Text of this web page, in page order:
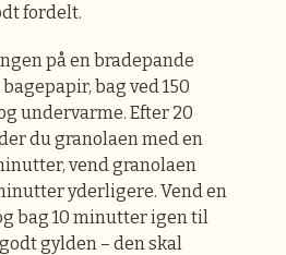
fordelt.
på en bradepande
bag ved 150
undervarme. Efter 20
du granolaen med en
vend granolaen
yderligere. Vend en
bag 10 minutter igen til
gylden – den skal